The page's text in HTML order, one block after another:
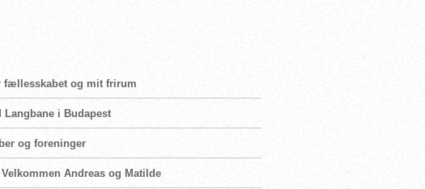
fællesskabet og mit frirum
Langbane i Budapest
og foreninger
Andreas og Matilde